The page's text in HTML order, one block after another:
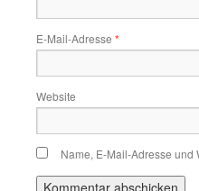
E-Mail-Adresse *
Website
Name, E-Mail-Adresse